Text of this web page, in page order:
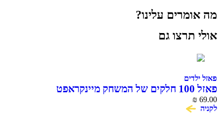
מה אומרים עלינו?
אולי תרצו גם
פאזל ילדים
פאזל 100 חלקים של המשחק מיינקראפט
₪ 69.00
לקניה